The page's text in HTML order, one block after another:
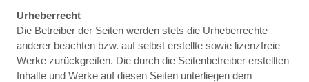
Urheberrecht
Die Betreiber der Seiten werden stets die Urheberrechte
anderer beachten bzw. auf selbst erstellte sowie lizenzfreie
Werke zurückgreifen. Die durch die Seitenbetreiber erstellten
Inhalte und Werke auf diesen Seiten unterliegen dem